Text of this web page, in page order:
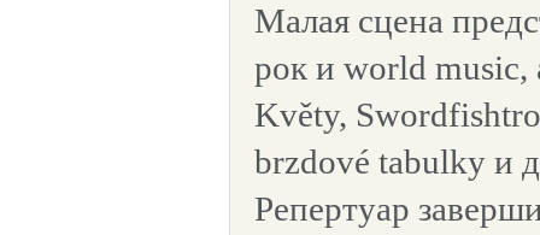
Maлая сцена
рок и world
Květy,
brzdové tabulky и
Репертуар